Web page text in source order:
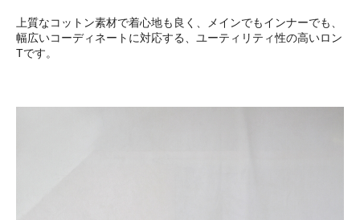
上質なコットン素材で着心地も良く、メインでもインナーでも、
幅広いコーディネートに対応する、ユーティリティ性の高いロン
Tです。